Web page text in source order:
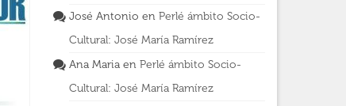
José Antonio en Perlé ámbito Socio-
Cultural: José María Ramírez
Ana Mariaen Perlé ámbito Socio-
Cultural: José María Ramírez